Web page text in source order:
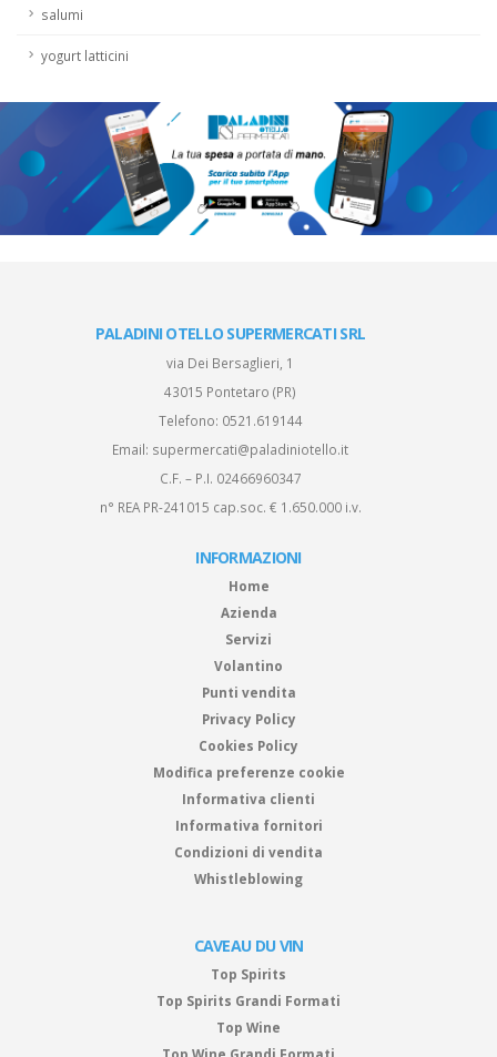
salumi
yogurt latticini
PALADINI OTELLO SUPERMERCATI SRL
via Dei Bersaglieri, 1
43015 Pontetaro (PR)
Telefono: 0521.619144
Email: supermercati@paladiniotello.it
C.F. – P.I. 02466960347
n° REA PR-241015 cap.soc. € 1.650.000 i.v.
INFORMAZIONI
Home
Azienda
Servizi
Volantino
Punti vendita
Privacy Policy
Cookies Policy
Modifica preferenze cookie
Informativa clienti
Informativa fornitori
Condizioni di vendita
Whistleblowing
CAVEAU DU VIN
Top Spirits
Top Spirits Grandi Formati
Top Wine